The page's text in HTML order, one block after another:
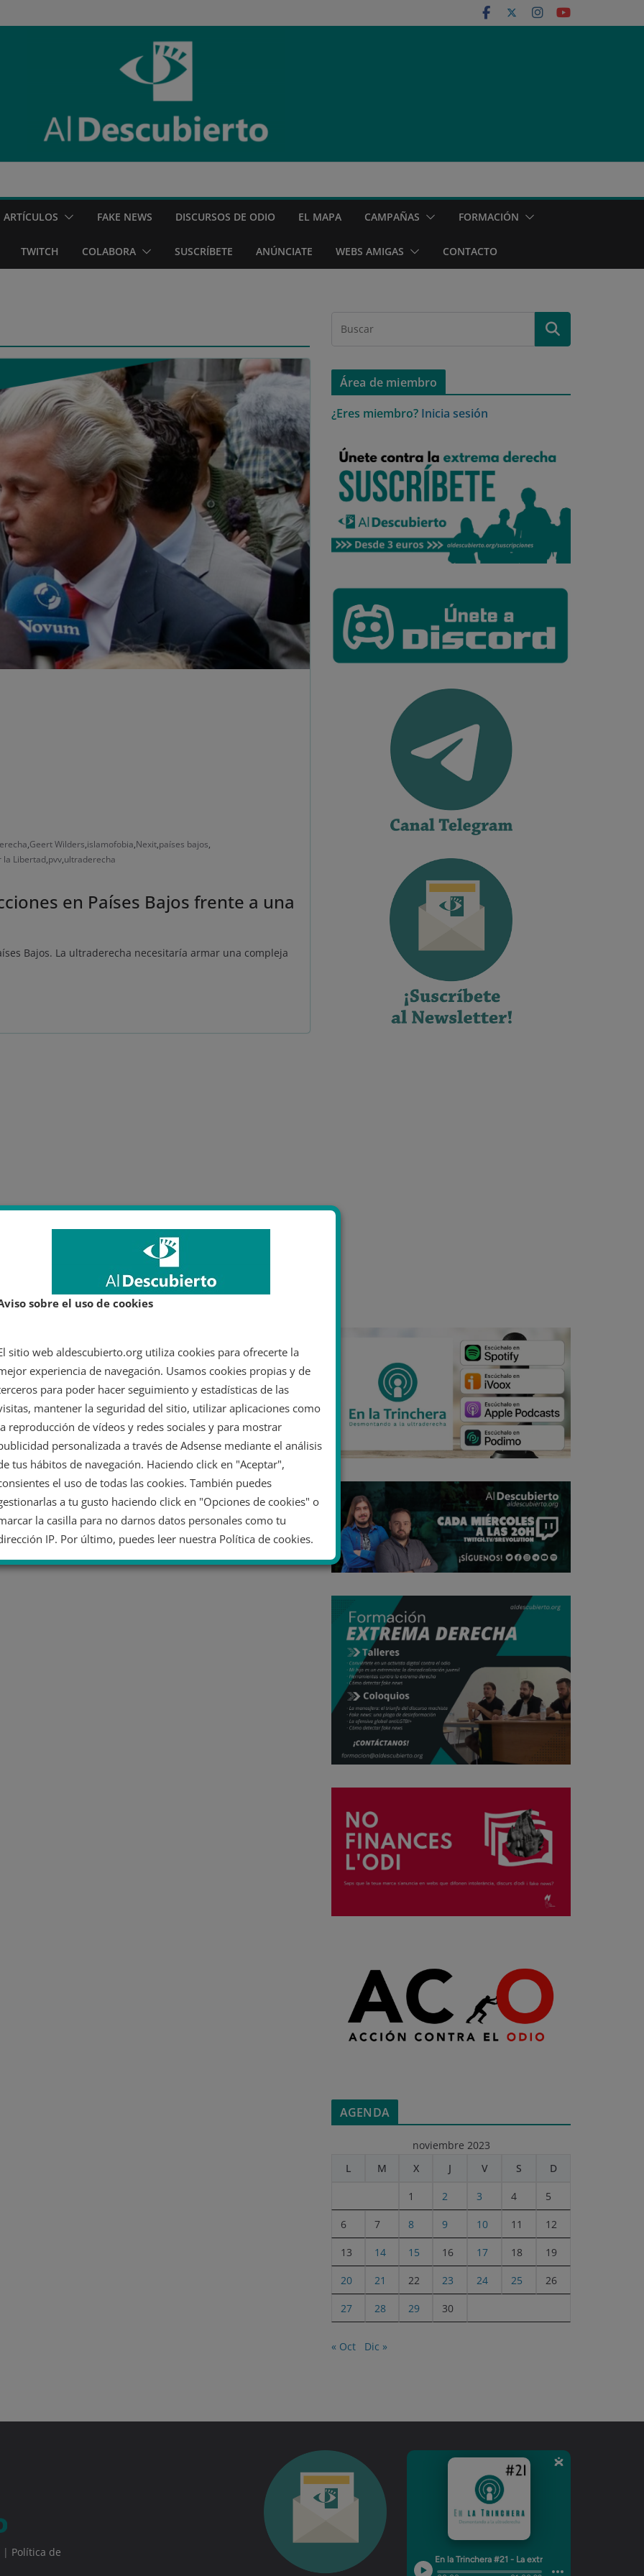
ARTÍCULOS FAKE NEWS DISCURSOS DE ODIO EL MAPA CAMPAÑAS FORMACIÓN
TWITCH COLABORA SUSCRÍBETE ANÚNCIATE WEBS AMIGAS CONTACTO
,Geert Wilders,islamofobia,Nexit,países bajos,
la Libertad,pvv,ultraderecha
en Países Bajos frente a una
Bajos. La ultraderecha necesitaría armar una compleja
Área de miembro
¿Eres miembro? Inicia sesión
AGENDA
noviembre 2023
L
M X J V S D
1 2 3 4 5
6 7 8 9 10 11 12
13 14 15 16 17 18 19
20 21 22 23 24 25 26
27 28 29 30
« Oct Dic »
| Política de
sobre el uso de cookies
sitio web aldescubierto.org utiliza cookies para ofrecerte la
experiencia de navegación. Usamos cookies propias y de
para poder hacer seguimiento y estadísticas de las
mantener la seguridad del sitio, utilizar aplicaciones como
reproducción de vídeos y redes sociales y para mostrar
personalizada a través de Adsense mediante el análisis
tus hábitos de navegación. Haciendo click en "Aceptar",
el uso de todas las cookies. También puedes
a tu gusto haciendo click en "Opciones de cookies" o
la casilla para no darnos datos personales como tu
IP. Por último, puedes leer nuestra Política de cookies.